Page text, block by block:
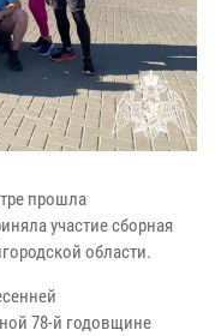
прошла
участие сборная
области.
78-й годовщине